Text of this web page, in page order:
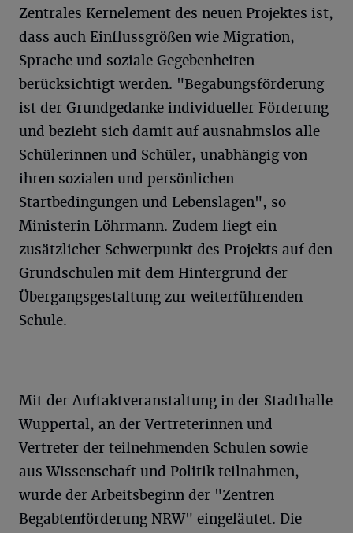
Zentrales Kernelement des neuen Projektes ist,
dass auch Einflussgrößen wie Migration,
Sprache und soziale Gegebenheiten
berücksichtigt werden. "Begabungsförderung
ist der Grundgedanke individueller Förderung
und bezieht sich damit auf ausnahmslos alle
Schülerinnen und Schüler, unabhängig von
ihren sozialen und persönlichen
Startbedingungen und Lebenslagen", so
Ministerin Löhrmann. Zudem liegt ein
zusätzlicher Schwerpunkt des Projekts auf den
Grundschulen mit dem Hintergrund der
Übergangsgestaltung zur weiterführenden
Schule.
Mit der Auftaktveranstaltung in der Stadthalle
Wuppertal, an der Vertreterinnen und
Vertreter der teilnehmenden Schulen sowie
aus Wissenschaft und Politik teilnahmen,
wurde der Arbeitsbeginn der "Zentren
Begabtenförderung NRW" eingeläutet. Die